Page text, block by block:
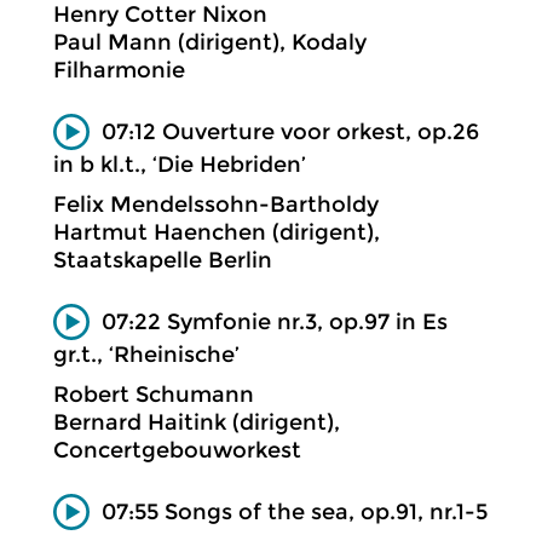
Henry Cotter Nixon
Paul Mann (dirigent), Kodaly
Filharmonie
07:12 Ouverture voor orkest, op.26
in b kl.t., ‘Die Hebriden’
Felix Mendelssohn-Bartholdy
Hartmut Haenchen (dirigent),
Staatskapelle Berlin
07:22 Symfonie nr.3, op.97 in Es
gr.t., ‘Rheinische’
Robert Schumann
Bernard Haitink (dirigent),
Concertgebouworkest
07:55 Songs of the sea, op.91, nr.1-5